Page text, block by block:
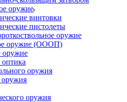
оружие
винтовки
пистолеты
оружие
оружие (ОООП)
оружие
оружия
оружия
оружия